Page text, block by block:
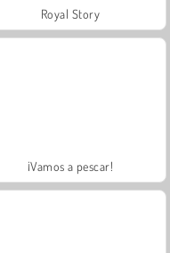
Royal Story
¡Vamos a pescar!